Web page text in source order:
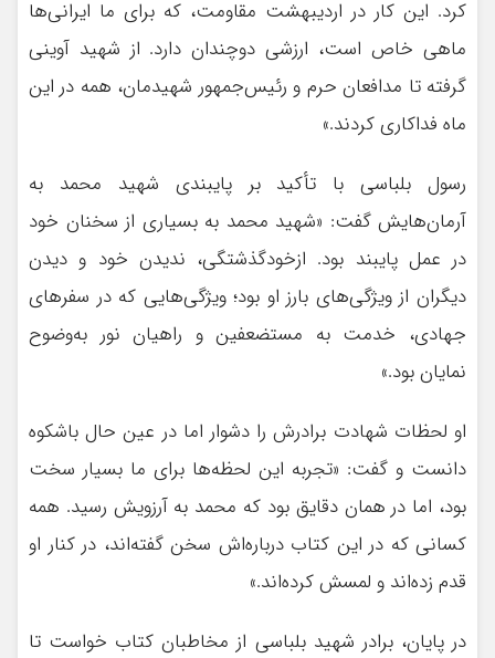
کرد. این کار در اردیبهشت مقاومت، که برای ما ایرانی‌ها
ماهی خاص است، ارزشی دوچندان دارد. از شهید آوینی
گرفته تا مدافعان حرم و رئیس‌جمهور شهیدمان، همه در این
ماه فداکاری کردند.»
رسول بلباسی با تأکید بر پایبندی شهید محمد به
آرمان‌هایش گفت: «شهید محمد به بسیاری از سخنان خود
در عمل پایبند بود. ازخودگذشتگی، ندیدن خود و دیدن
دیگران از ویژگی‌های بارز او بود؛ ویژگی‌هایی که در سفرهای
جهادی، خدمت به مستضعفین و راهیان نور به‌وضوح
نمایان بود.»
او لحظات شهادت برادرش را دشوار اما در عین حال باشکوه
دانست و گفت: «تجربه این لحظه‌ها برای ما بسیار سخت
بود، اما در همان دقایق بود که محمد به آرزویش رسید. همه
کسانی که در این کتاب درباره‌اش سخن گفته‌اند، در کنار او
قدم زده‌اند و لمسش کرده‌اند.»
در پایان، برادر شهید بلباسی از مخاطبان کتاب خواست تا